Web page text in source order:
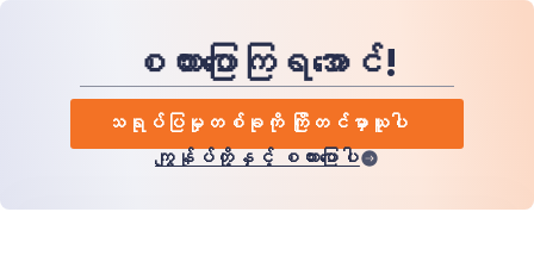
စကားပြောကြရအောင်!
သရုပ်ပြမှုတစ်ခုကို ကြိုတင်မှာယူပါ
ကျွန်ုပ်တို့နှင့် စကားပြောပါ